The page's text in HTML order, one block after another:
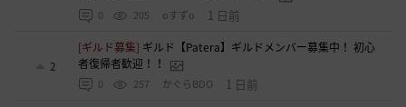
0 205 oすずo 1 日前
2
[ギルド募集] ギルド【Patera】ギルドメンバー募集中！ 初心
者復帰者歓迎！！
0 257 かぐらBDO 1 日前